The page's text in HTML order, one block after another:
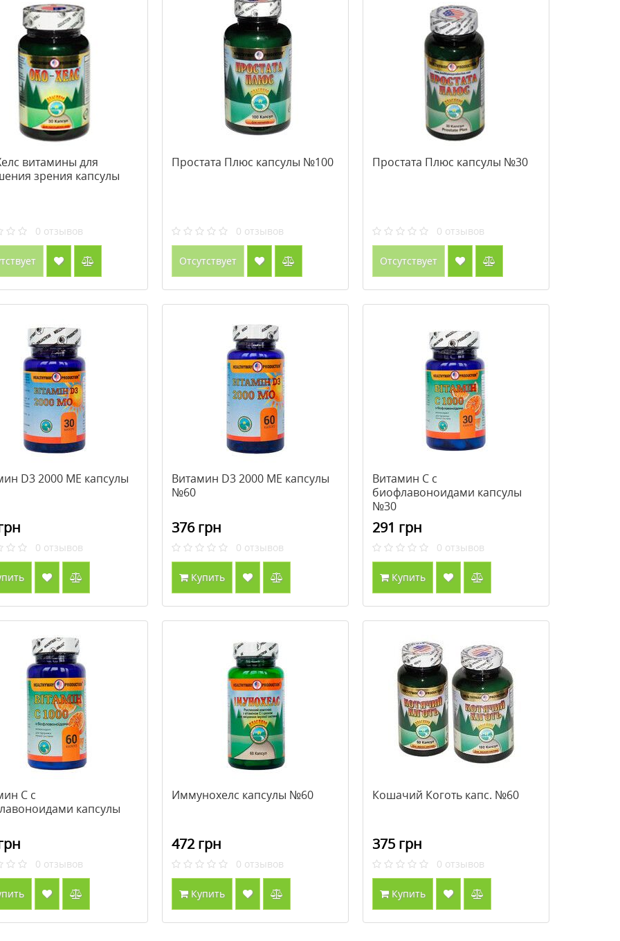
витамины для
зрения капсулы
0 отзывов
Простата Плюс капсулы №100
0 отзывов
Отсутствует
Простата Плюс капсулы №30
0 отзывов
Отсутствует
D3 2000 МЕ капсулы
0 отзывов
Витамин D3 2000 МЕ капсулы
№60
376 грн
0 отзывов
Купить
Витамин С с
биофлавоноидами капсулы
№30
291 грн
0 отзывов
Купить
С с
капсулы
0 отзывов
Иммунохелс капсулы №60
472 грн
0 отзывов
Купить
Кошачий Коготь капс. №60
375 грн
0 отзывов
Купить